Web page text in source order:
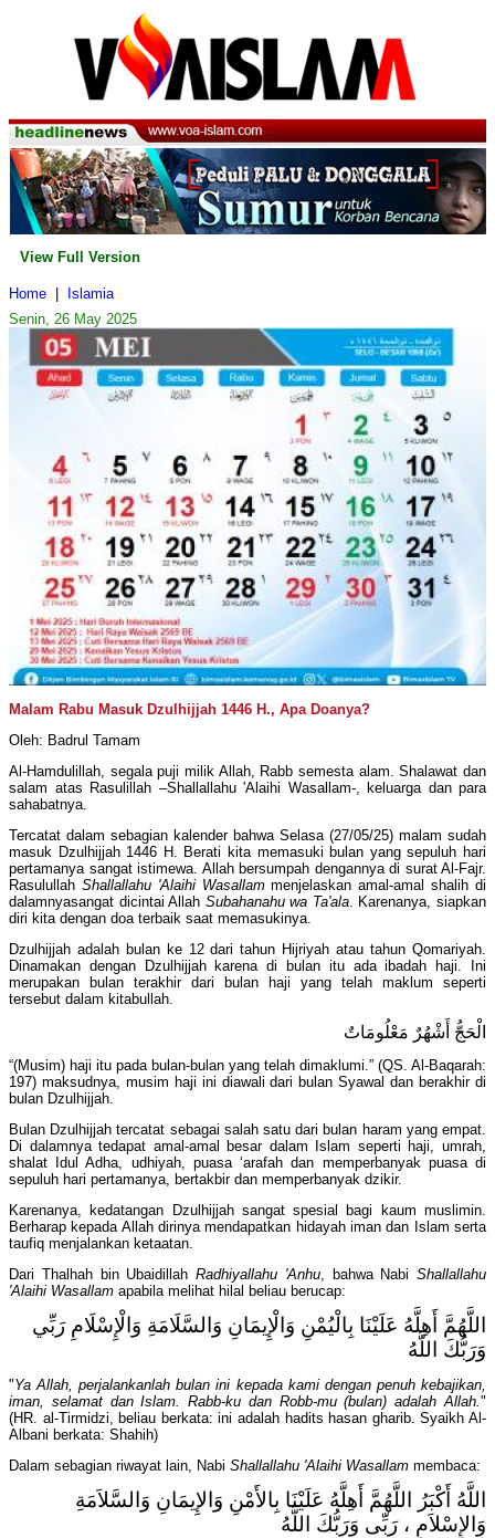
View Full Version
Home
Islamia
Senin, 26 May 2025
Malam Rabu Masuk Dzulhijjah 1446 H., Apa Doanya?
Oleh: Badrul Tamam
Al-Hamdulillah, segala puji milik Allah, Rabb semesta alam. Shalawat dan
salam atas Rasulillah –Shallallahu 'Alaihi Wasallam-, keluarga dan para
sahabatnya.
Tercatat dalam sebagian kalender bahwa Selasa (27/05/25) malam sudah
masuk Dzulhijjah 1446 H. Berati kita memasuki bulan yang sepuluh hari
pertamanya sangat istimewa. Allah bersumpah dengannya di surat Al-Fajr.
Rasulullah Shallallahu 'Alaihi Wasallammenjelaskan amal-amal shalih di
dalamnyasangat dicintai Allah Subahanahu wa Ta'ala. Karenanya, siapkan
diri kita dengan doa terbaik saat memasukinya.
Dzulhijjah adalah bulan ke 12 dari tahun Hijriyah atau tahun Qomariyah.
Dinamakan dengan Dzulhijjah karena di bulan itu ada ibadah haji. Ini
merupakan bulan terakhir dari bulan haji yang telah maklum seperti
tersebut dalam kitabullah.
الْحَجُّ أَشْهُرٌ مَعْلُومَاتٌ
“(Musim) haji itu pada bulan-bulan yang telah dimaklumi.” (QS. Al-Baqarah:
197) maksudnya, musim haji ini diawali dari bulan Syawal dan berakhir di
bulan Dzulhijjah.
Bulan Dzulhijjah tercatat sebagai salah satu dari bulan haram yang empat.
Di dalamnya tedapat amal-amal besar dalam Islam seperti haji, umrah,
shalat Idul Adha, udhiyah, puasa ‘arafah dan memperbanyak puasa di
sepuluh hari pertamanya, bertakbir dan memperbanyak dzikir.
Karenanya, kedatangan Dzulhijjah sangat spesial bagi kaum muslimin.
Berharap kepada Allah dirinya mendapatkan hidayah iman dan Islam serta
taufiq menjalankan ketaatan.
Dari Thalhah bin Ubaidillah Radhiyallahu 'Anhu, bahwa Nabi Shallallahu
'Alaihi Wasallam apabila melihat hilal beliau berucap:
اللَّهُمَّ أَهِلَّهُ عَلَيْنَا بِالْيُمْنِ وَالْإِيمَانِ وَالسَّلَامَةِ وَالْإِسْلَامِ رَبِّي
وَرَبُّكَ اللَّهُ
"Ya Allah, perjalankanlah bulan ini kepada kami dengan penuh kebajikan,
iman, selamat dan Islam. Rabb-ku dan Robb-mu (bulan) adalah Allah."
(HR. al-Tirmidzi, beliau berkata: ini adalah hadits hasan gharib. Syaikh Al-
Albani berkata: Shahih)
Dalam sebagian riwayat lain, Nabi Shallallahu 'Alaihi Wasallam membaca:
اللَّهُ أَكْبَرُ اللَّهُمَّ أَهِلَّهُ عَلَيْنَا بِالأَمْنِ وَالإِيمَانِ وَالسَّلاَمَةِ
وَالإِسْلاَمِ ، رَبِّى وَرَبُّكَ اللَّهُ